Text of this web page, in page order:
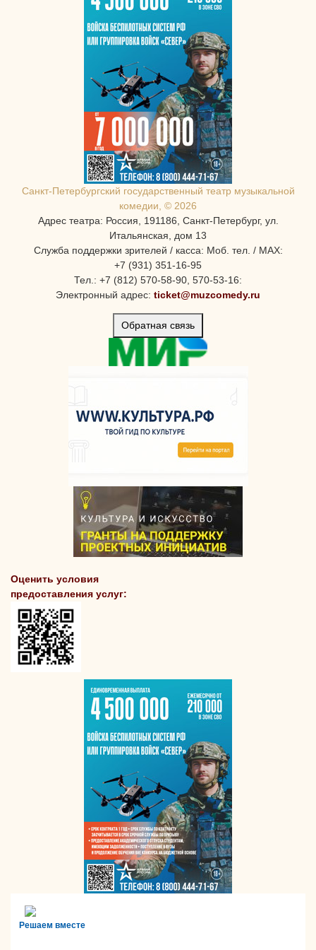
Санкт-Петербургcкий государственный театр музыкальной
комедии, © 2026
Адрес театра: Россия, 191186, Санкт-Петербург, ул.
Итальянская, дом 13
Служба поддержки зрителей / касса: Моб. тел. / MAX:
+7 (931) 351-16-95
Тел.: +7 (812) 570-58-90, 570-53-16:
Электронный адрес: ticket@muzcomedy.ru
Обратная связь
Оценить условия
предоставления услуг:
Решаем вместе